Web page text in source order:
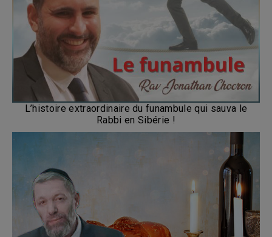
L’histoire extraordinaire du funambule qui sauva le
Rabbi en Sibérie !